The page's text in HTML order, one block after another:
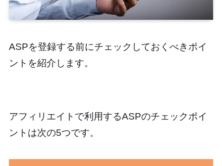
ASPを登録する前にチェックしておくべきポイ
ントを紹介します。
アフィリエイトで利用するASPのチェックポイ
ントは次の5つです。